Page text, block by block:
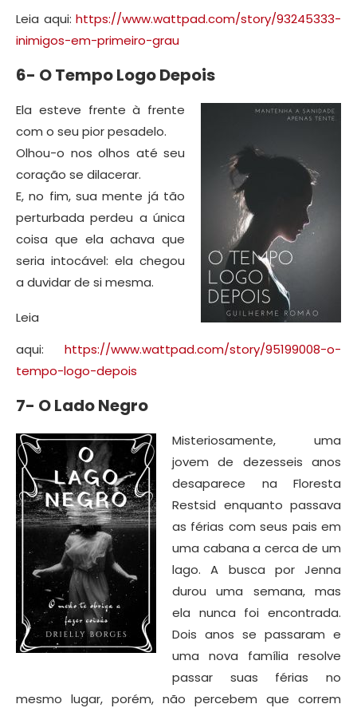
Leia aqui: https://www.wattpad.com/story/93245333-
inimigos-em-primeiro-grau
6- O Tempo Logo Depois
Ela esteve frente à frente
com o seu pior pesadelo.
Olhou-o nos olhos até seu
coração se dilacerar.
E, no fim, sua mente já tão
perturbada perdeu a única
coisa que ela achava que
seria intocável: ela chegou
a duvidar de si mesma.
Leia
aqui: https://www.wattpad.com/story/95199008-o-
tempo-logo-depois
7- O Lado Negro
Misteriosamente, uma
jovem de dezesseis anos
desaparece na Floresta
Restsid enquanto passava
as férias com seus pais em
uma cabana a cerca de um
lago. A busca por Jenna
durou uma semana, mas
ela nunca foi encontrada.
Dois anos se passaram e
uma nova família resolve
passar suas férias no
mesmo lugar, porém, não percebem que correm